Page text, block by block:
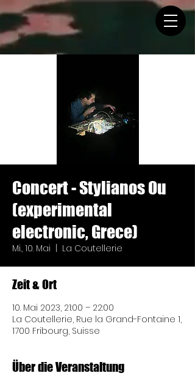
Concert - Stylianos Ou
(experimental
electronic, Grece)
Mi., 10. Mai La Coutellerie
Zeit & Ort
10. Mai 2023, 21:00 – 22:00
La Coutellerie, Rue la Grand-Fontaine 1,
1700 Fribourg, Suisse
Über die Veranstaltung